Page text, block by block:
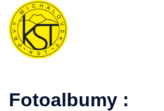
Preskočiť
obsah
Fotoalbumy :